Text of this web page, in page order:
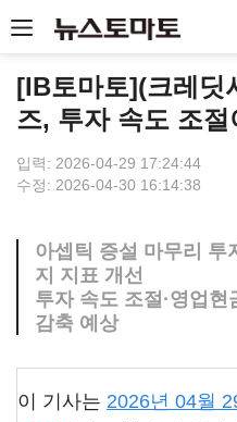
[IB토마토](크레딧
즈, 투자 속도 조
입력: 2026-04-29 17:24:44
수정: 2026-04-30 16:14:38
아셉틱 증설 마무리
지 지표 개선
투자 속도 조절·영업
감축 예상
이 기사는 2026년 04월